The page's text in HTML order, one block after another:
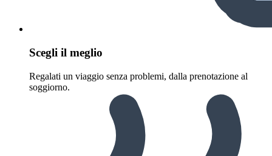
Scegli il meglio
Regalati un viaggio senza problemi, dalla prenotazione al
soggiorno.